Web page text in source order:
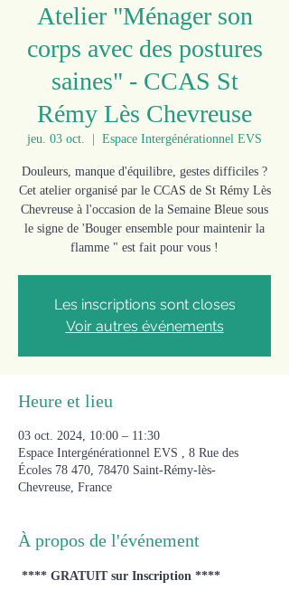
Atelier "Ménager son
corps avec des postures
saines" - CCAS St
Rémy Lès Chevreuse
jeu. 03 oct. Espace Intergénérationnel EVS
Douleurs, manque d'équilibre, gestes difficiles ?
Cet atelier organisé par le CCAS de St Rémy Lès
Chevreuse à l'occasion de la Semaine Bleue sous
le signe de 'Bouger ensemble pour maintenir la
flamme " est fait pour vous !
Les inscriptions sont closes
Voir autres événements
Heure et lieu
03 oct. 2024, 10:00 – 11:30
Espace Intergénérationnel EVS , 8 Rue des
Écoles 78 470, 78470 Saint-Rémy-lès-
Chevreuse, France
À propos de l'événement
**** GRATUIT sur Inscription ****